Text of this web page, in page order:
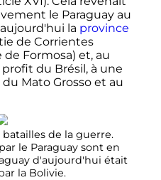
le Paraguay au
la province
de Corrientes
Formosa) et, au
du Brésil, à une
Mato Grosso et au
de la guerre.
le Paraguay sont en
d'aujourd'hui était
la Bolivie.